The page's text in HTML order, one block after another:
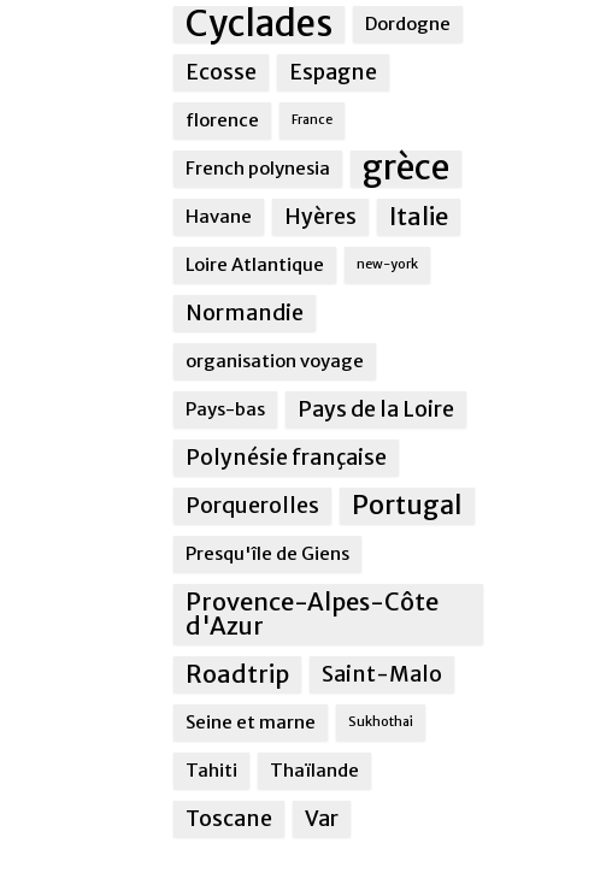
Cyclades Dordogne
Ecosse Espagne
florence France
French polynesia grèce
Havane Hyères Italie
Loire Atlantique new-york
Normandie
organisation voyage
Pays-bas
Pays de la Loire
Polynésie française
Porquerolles
Portugal
Presqu'île de Giens
Provence-Alpes-Côte
d'Azur
Roadtrip
Saint-Malo
Seine et marne Sukhothai
Tahiti Thaïlande
Toscane Var